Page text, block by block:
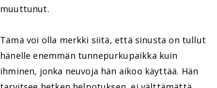
muuttunut.
Tämä voi olla merkki siitä, että sinusta on tullut
hänelle enemmän tunnepurkupaikka kuin
ihminen, jonka neuvoja hän aikoo käyttää. Hän